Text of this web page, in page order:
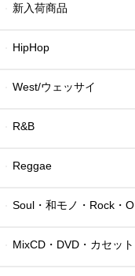
新入荷商品
HipHop
West/ウェッサイ
R&B
Reggae
Soul・和モノ・Rock・Others
MixCD・DVD・カセット